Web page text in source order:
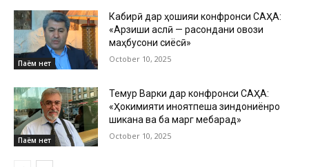
Паём нет
Кабирӣ дар ҳошияи конфронси САҲА:
«Арзиши аслӣ — расондани овози
маҳбусони сиёсӣ»
October 10, 2025
Паём нет
Темур Варки дар конфронси САҲА:
«Ҳокимияти ҷиноятпеша зиндониёнро
шиканҷа ва ба марг мебарад»
October 10, 2025